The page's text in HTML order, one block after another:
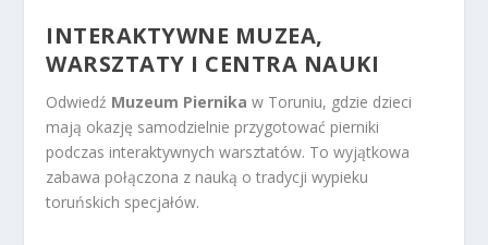
INTERAKTYWNE MUZEA,
WARSZTATY I CENTRA NAUKI
Odwiedź Muzeum Piernika w Toruniu, gdzie dzieci
mają okazję samodzielnie przygotować pierniki
podczas interaktywnych warsztatów. To wyjątkowa
zabawa połączona z nauką o tradycji wypieku
toruńskich specjałów.